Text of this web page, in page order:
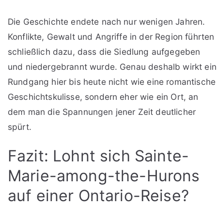
Die Geschichte endete nach nur wenigen Jahren.
Konflikte, Gewalt und Angriffe in der Region führten
schließlich dazu, dass die Siedlung aufgegeben
und niedergebrannt wurde. Genau deshalb wirkt ein
Rundgang hier bis heute nicht wie eine romantische
Geschichtskulisse, sondern eher wie ein Ort, an
dem man die Spannungen jener Zeit deutlicher
spürt.
Fazit: Lohnt sich Sainte-
Marie-among-the-Hurons
auf einer Ontario-Reise?